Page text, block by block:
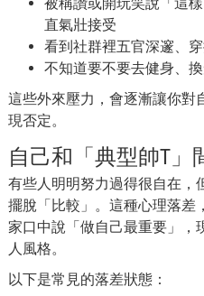
直氣壯接受
看到社群裡五官深邃、
不知道要不要去健身、
這些外來壓力，會逐漸讓你對
現否定。
自己和「典型帥T」
有些人明明努力過得很自在，
擺脫「比較」。這種心理落差
家口中說「做自己最重要」，
人風格。
以下是常見的落差狀態：